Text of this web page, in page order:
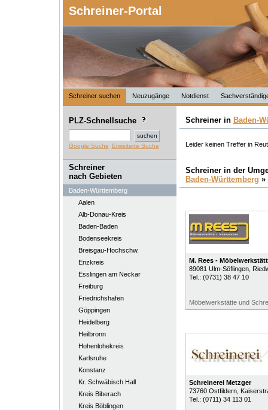
Schreiner-Portal
Schreiner suchen Neuzugänge Notdienst
PLZ-Schnellsuche
Google Suche Erweiterte Suche
Schreiner
nach Gebieten
Baden-Württemberg
Aalen
Alb-Donau-Kreis
Baden-Baden
Bodenseekreis
Breisgau-Hochschw.
Enzkreis
Esslingen am Neckar
Freiburg
Friedrichshafen
Göppingen
Heidelberg
Heilbronn
Hohenlohekreis
Karlsruhe
Konstanz
Kr. Schwäbisch Hall
Kreis Biberach
Kreis Böblingen
Schreiner in Baden-
Leider keinen Treffer in
Schreiner in der
Baden-Württemberg »
M. Rees -
89081 Ulm-Söflingen,
Tel.: (0731) 38 47 10
Möbelwerkstätte und
Schreinerei Metzger
73760 Ostfildern,
Tel.: (0711) 34 113 01